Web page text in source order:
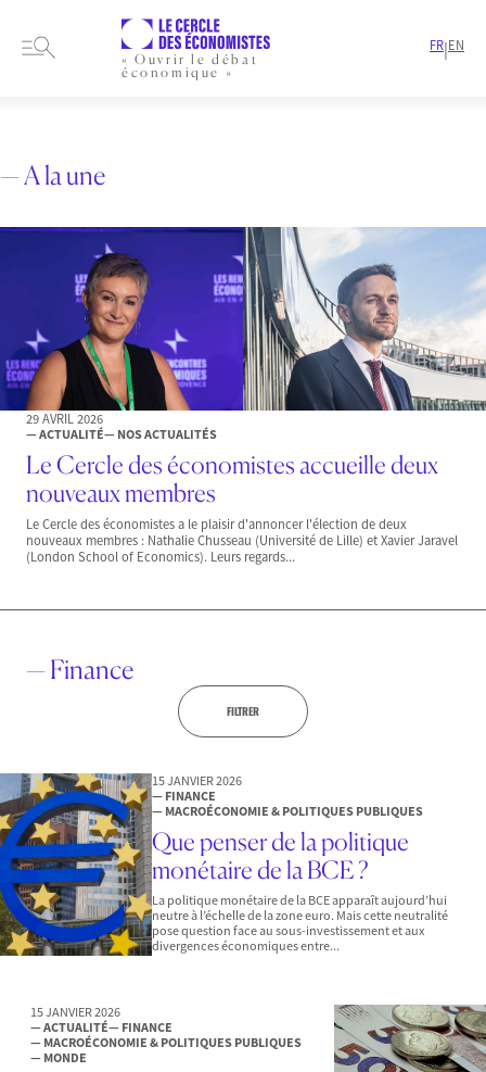
« Ouvrir le débat
économique »
FR|EN
— A la une
29 AVRIL 2026
— ACTUALITÉ— NOS ACTUALITÉS
Le Cercle des économistes accueille deux
nouveaux membres
Le Cercle des économistes a le plaisir d'annoncer l'élection de deux
nouveaux membres : Nathalie Chusseau (Université de Lille) et Xavier Jaravel
(London School of Economics). Leurs regards...
— Finance
FILTRER
15 JANVIER 2026
— FINANCE
— MACROÉCONOMIE & POLITIQUES PUBLIQUES
Que penser de la politique
monétaire de la BCE ?
La politique monétaire de la BCE apparaît aujourd’hui
neutre à l’échelle de la zone euro. Mais cette neutralité
pose question face au sous-investissement et aux
divergences économiques entre...
15 JANVIER 2026
— ACTUALITÉ— FINANCE
— MACROÉCONOMIE & POLITIQUES PUBLIQUES
— MONDE